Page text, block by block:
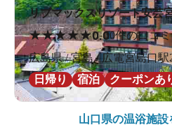
リブマックスリゾート安芸
★★★★★0.00件の口コミ
広島県 / 宮島 / 広電宮島口駅
日帰り
宿泊 クーポンあ
山口県の温浴施設